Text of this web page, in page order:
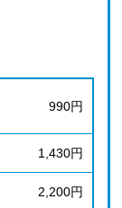
990円
1,430円
2,200円